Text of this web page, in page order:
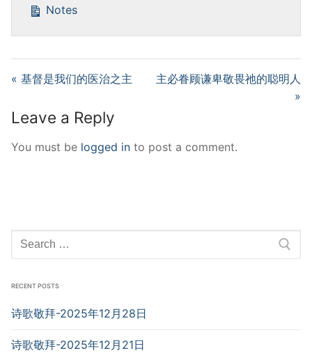
Notes
« 基督是我们的医治之主
主必眷顾谦卑敬畏祂的聪明人
»
Leave a Reply
You must be logged in to post a comment.
Search
for:
RECENT POSTS
诗歌敬拜-2025年12月28日
诗歌敬拜-2025年12月21日